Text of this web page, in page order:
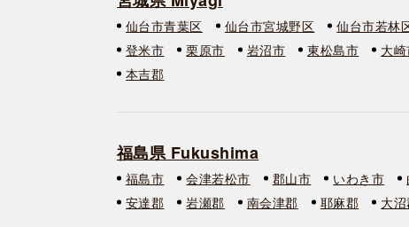
仙台市青葉区 仙台市宮城野区 仙台市若林
登米市
栗原市 岩沼市 東松島市 大
本吉郡
福島県 Fukushima
福島市 会津若松市 郡山市 いわき市
安達郡
岩瀬郡 南会津郡 耶麻郡 大